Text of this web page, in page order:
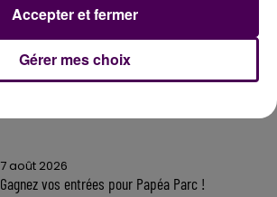
7 août 2026
Gagnez vos entrées pour Papéa Parc !
Gérer mes choix
Accepter et fermer